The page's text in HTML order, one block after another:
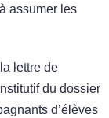
assumer les
lettre de
du dossier
d’élèves